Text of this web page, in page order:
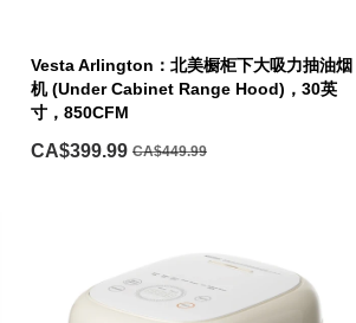
Vesta Arlington：北美橱柜下大吸力抽油烟
机 (Under Cabinet Range Hood)，30英
寸，850CFM
CA$399.99 CA$449.99